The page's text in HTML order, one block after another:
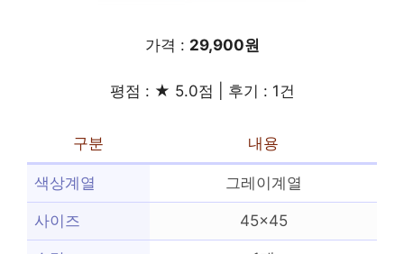
가격 : 29,900원
평점 : ★ 5.0점 | 후기 : 1건
구분 내용
색상계열 그레이계열
사이즈 45×45